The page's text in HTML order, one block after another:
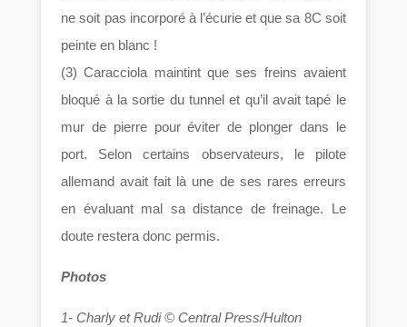
ne soit pas incorporé à l’écurie et que sa 8C soit
peinte en blanc !
(3) Caracciola maintint que ses freins avaient
bloqué à la sortie du tunnel et qu’il avait tapé le
mur de pierre pour éviter de plonger dans le
port. Selon certains observateurs, le pilote
allemand avait fait là une de ses rares erreurs
en évaluant mal sa distance de freinage. Le
doute restera donc permis.
Photos
1- Charly et Rudi © Central Press/Hulton